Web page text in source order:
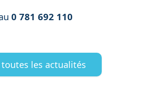
0 781 692 110
les actualités